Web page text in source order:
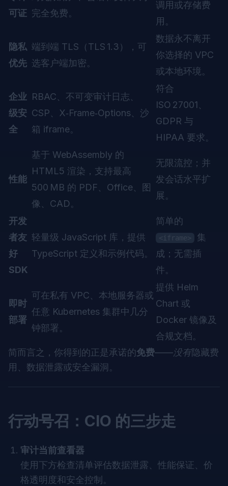
可证 完全免费。
调用或存储费
用。
隐私
优先
端到端 TLS（TLS 1.3），可
选客户端加密。
数据永不离开
你选择的 VPC
或本地环境。
企业
级安
全
RBAC、不可变审计日志、
CSP、X‑Frame‑Options、沙
箱 iframe。
符合
ISO 27001、
GDPR 与
HIPAA 要求。
性能
基于 WebAssembly 的
HTML5 渲染，支持最高
500 MB 的 PDF、Office、图
像、CAD。
无限流控；并
发会话水平扩
展。
开发
者友
好
SDK
轻量级 JavaScript 库，提供
TypeScript 定义和示例代码。
简单的
<iframe>
集
成；无需插
件。
即时
部署
可在私有 VPC、本地服务器或
任意 Kubernetes 集群中几分
钟部署。
提供 Helm
Chart 或
Docker 镜像及
合规文档。
简而言之，你得到的正是承诺的免费——没有隐藏费
用、数据泄露或安全漏洞。
行动号召：CIO 的三步走
审计当前查看器
使用下方检查清单评估数据泄露、性能保证、价
格透明度和安全控制。